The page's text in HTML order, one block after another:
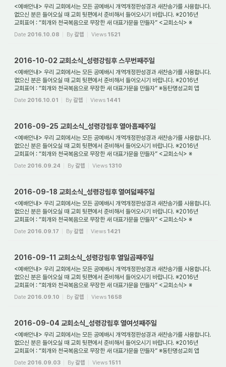
<예배안내> 우리 교회에서는 모든 공예배시 개역개정판성경과 새찬송가를 사용합니다.
없으신 분은 들어오실 때 교회 뒷편에서 준비해서 들어오시기 바랍니다. ※2016년
교회표어 : “회개와 천국복음으로 무장한 새 대표가문을 만들자” <교회소식> ※
동탄명성교...
Date 2016.10.08 By갈렙 Views 1521
2016-10-02 교회소식_성령강림후 스무번째주일
<예배안내> 우리 교회에서는 모든 공예배시 개역개정판성경과 새찬송가를 사용합니다.
없으신 분은 들어오실 때 교회 뒷편에서 준비해서 들어오시기 바랍니다. ※2016년
교회표어 : “회개와 천국복음으로 무장한 새 대표가문을 만들자” ※동탄명성교회 앱
(어플)...
Date 2016.10.01 By갈렙 Views 1441
2016-09-25 교회소식_성령강림후 열아홉째주일
<예배안내> 우리 교회에서는 모든 공예배시 개역개정판성경과 새찬송가를 사용합니다.
없으신 분은 들어오실 때 교회 뒷편에서 준비해서 들어오시기 바랍니다. ※2016년
교회표어 : “회개와 천국복음으로 무장한 새 대표가문을 만들자” <교회소식> ※
동탄명성교...
Date 2016.09.24 By갈렙 Views 1310
2016-09-18 교회소식_성령강림후 열여덟째주일
<예배안내> 우리 교회에서는 모든 공예배시 개역개정판성경과 새찬송가를 사용합니다.
없으신 분은 들어오실 때 교회 뒷편에서 준비해서 들어오시기 바랍니다. ※2016년
교회표어 : “회개와 천국복음으로 무장한 새 대표가문을 만들자” <교회소식> ※
동탄명성교...
Date 2016.09.17 By갈렙 Views 1421
2016-09-11 교회소식_성령강림후 열일곱째주일
<예배안내> 우리 교회에서는 모든 공예배시 개역개정판성경과 새찬송가를 사용합니다.
없으신 분은 들어오실 때 교회 뒷편에서 준비해서 들어오시기 바랍니다. ※2016년
교회표어 : “회개와 천국복음으로 무장한 새 대표가문을 만들자” <교회소식> ※
동탄명성교...
Date 2016.09.10 By갈렙 Views 1658
2016-09-04 교회소식_성령강림후 열여섯째주일
<예배안내> 우리 교회에서는 모든 공예배시 개역개정판성경과 새찬송가를 사용합니다.
없으신 분은 들어오실 때 교회 뒷편에서 준비해서 들어오시기 바랍니다. ※2016년
교회표어 : “회개와 천국복음으로 무장한 새 대표가문을 만들자” ※동탄명성교회 앱
(어플)...
Date 2016.09.03 By갈렙 Views 1511